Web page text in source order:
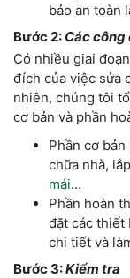
bảo an toàn
Bước 2: Các công
Có nhiều giai
đích của việc sửa
nhiên, chúng tôi
cơ bản và phần
Phần cơ
chữa nhà,
mái…
Phần hoàn
đặt các thiết
chi tiết và
Bước 3:Kiểm tra